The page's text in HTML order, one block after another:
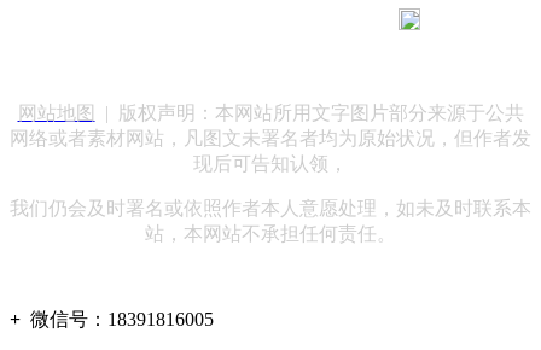
网站地图
| 版权声明：本网站所用文字图片部分来源于公共
网络或者素材网站，凡图文未署名者均为原始状况，但作者发
现后可告知认领，
我们仍会及时署名或依照作者本人意愿处理，如未及时联系本
站，本网站不承担任何责任。
+ 微信号： 18391816005